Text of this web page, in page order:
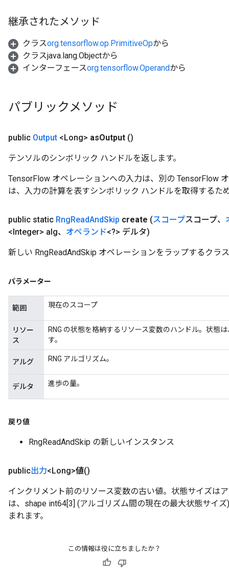
継承されたメソッド
クラスorg.tensorflow.op.PrimitiveOpから
クラスjava.lang.Objectから
インターフェースorg.tensorflow.Operandから
パブリックメソッド
public Output <Long> asOutput ()
テンソルのシンボリック ハンドルを返します。
TensorFlow オペレーションへの入力は、別の TensorFlow
は、入力の計算を表すシンボリック ハンドルを取得するた
public static RngReadAndSkip create (スコープスコープ、
<Integer> alg、 オペランド<?> デルタ)
新しい RngReadAndSkip オペレーションをラップするクラ
パラメーター
範囲 現在のスコープ
リソー
ス
RNG の状態を格納するリソース変数のハンドル。状態
す。
アルグ RNG アルゴリズム。
デルタ 進歩の量。
戻り値
RngReadAndSkip の新しいインスタンス
public出力<Long>値()
インクリメント前のリソース変数の古い値。状態サイズは
は、shape int64[3] (アルゴリズム間の現在の最大状態サイ
まれます。
この情報は役に立ちましたか？